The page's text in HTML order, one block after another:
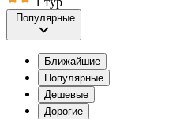
Популярные
Ближайшие
Популярные
Дешевые
Дорогие